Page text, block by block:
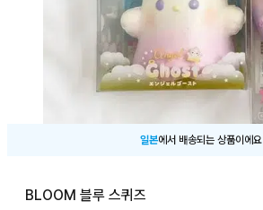
일본에서 배송되는 상품이에요
BLOOM 블루 스퀴즈